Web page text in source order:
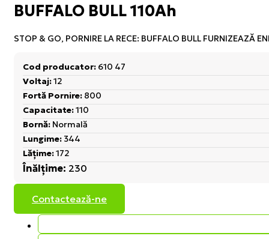
BUFFALO BULL 110Ah
STOP & GO, PORNIRE LA RECE: BUFFALO BULL FURNIZEAZĂ
Cod producator: 610 47
Voltaj:12
Fortă Pornire: 800
Capacitate:110
Bornă: Normală
Lungime: 344
Lățime:172
Înălțime: 230
Contactează-ne